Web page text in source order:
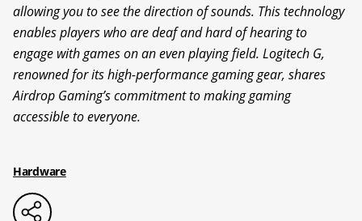
allowing you to see the direction of sounds. This technology
enables players who are deaf and hard of hearing to
engage with games on an even playing field. Logitech G,
renowned for its high-performance gaming gear, shares
Airdrop Gaming’s commitment to making gaming
accessible to everyone.
Hardware